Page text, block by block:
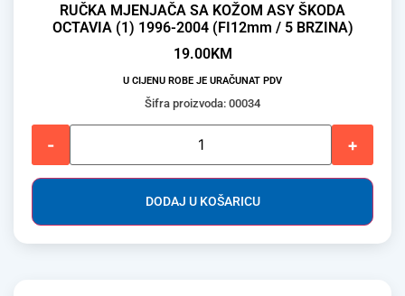
RUČKA MJENJAČA SA KOŽOM ASY ŠKODA
OCTAVIA (1) 1996-2004 (FI12mm / 5 BRZINA)
19.00KM
U CIJENU ROBE JE URAČUNAT PDV
Šifra proizvoda: 00034
- +
DODAJ U KOŠARICU